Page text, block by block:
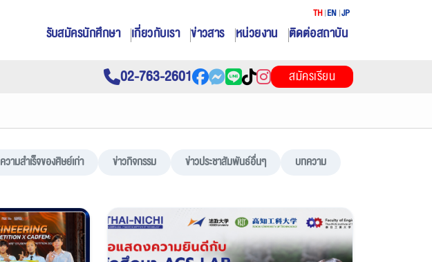
รับสมัครนักศึกษา เกี่ยวกับเรา ข่าวสาร หน่วยงาน ติดต่อสถาบัน
TH EN JP
02-763-2601 สมัครเรียน
ความสำเร็จของศิษย์เก่า ข่าวกิจกรรม ข่าวประชาสัมพันธ์อื่นๆ บทความ